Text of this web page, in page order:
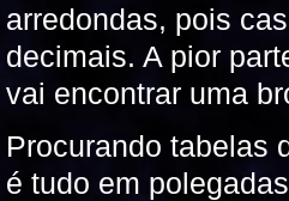
arredondas, pois
decimais. A pior
vai encontrar uma
Procurando tabelas
é tudo em